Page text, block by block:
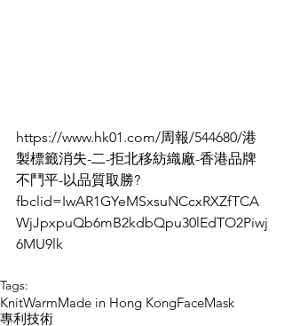
https://www.hk01.com/周報/544680/港
製標籤消失-二-拒北移紡織廠-香港品牌
不鬥平-以品質取勝?
fbclid=IwAR1GYeMSxsuNCcxRXZfTCA
WjJpxpuQb6mB2kdbQpu30lEdTO2Piwj
6MU9lk
Tags:
KnitWarmMade in Hong KongFaceMask
專利技術